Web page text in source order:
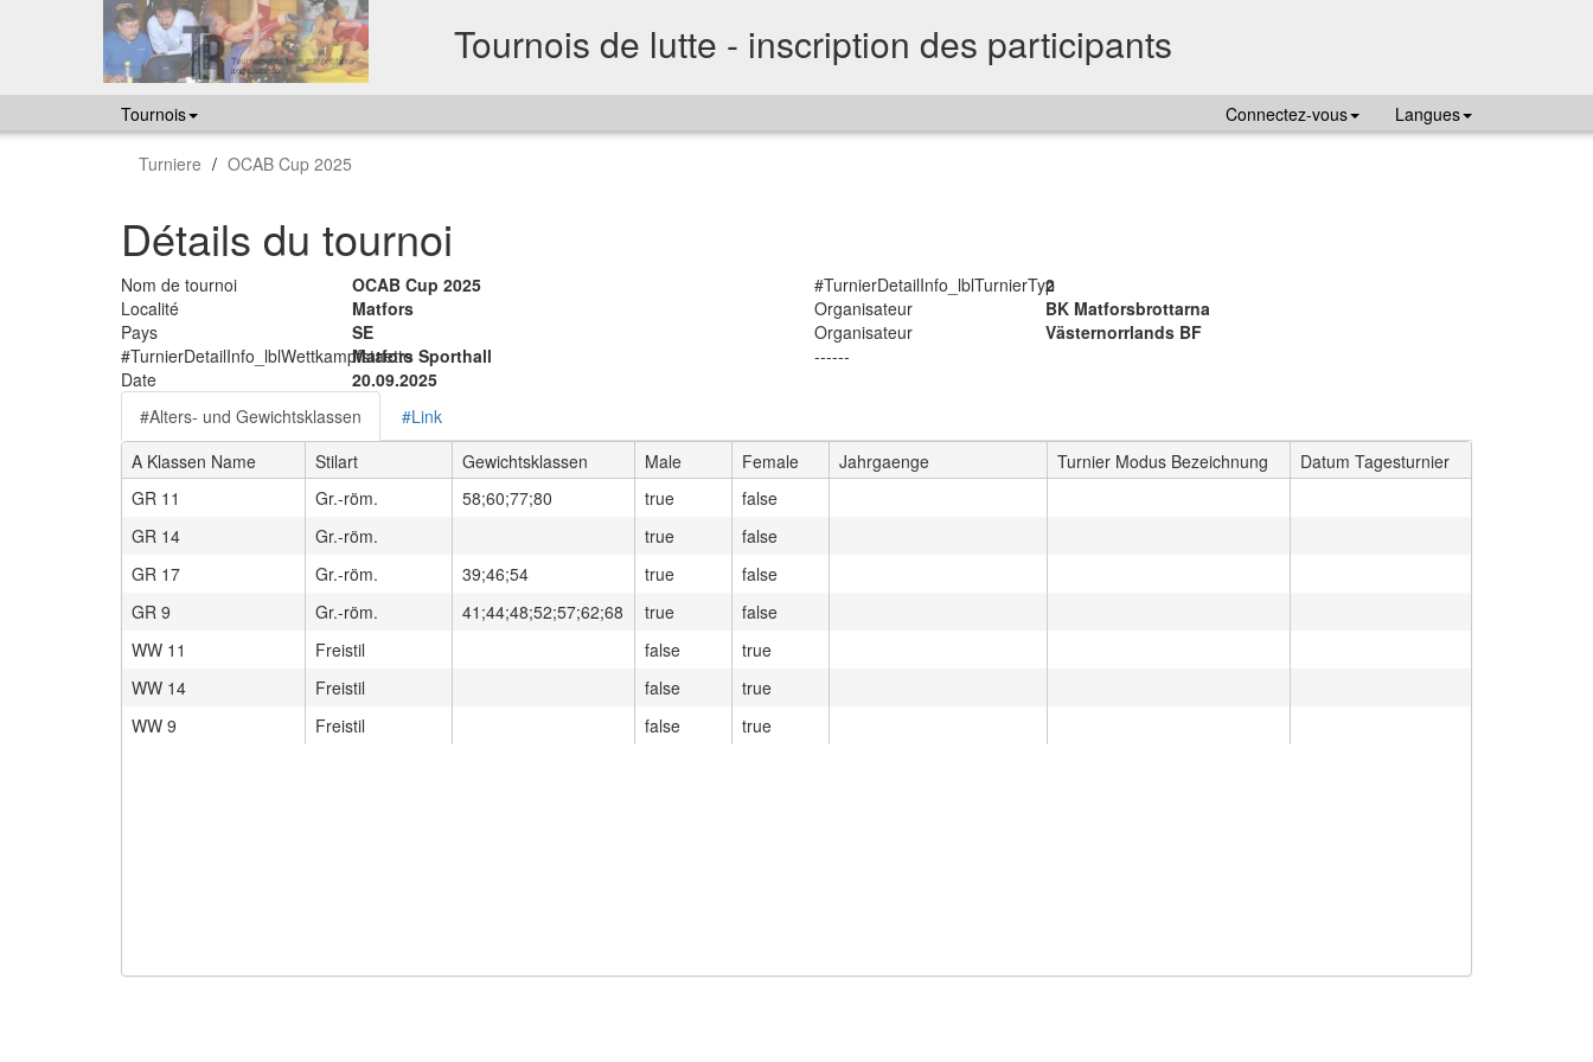
Tournois de lutte - inscription des participants
Tournois Connectez-vous Langues
Turniere OCAB Cup 2025
Détails du tournoi
Nom de tournoi OCAB Cup 2025 #TurnierDetailInfo_lblTurnierTyp
2
Localité
Matfors Organisateur
BK Matforsbrottarna
Pays
SE Organisateur
Västernorrlands BF
#TurnierDetailInfo_lblWettkampfstaetteMatfors Sporthall
------
Date
20.09.2025
#Alters- und Gewichtsklassen
#Link
A Klassen Name
Stilart Gewichtsklassen Male Female Jahrgaenge Turnier Modus Bezeichnung
Datum Tagesturnier
GR 11
Gr.-röm. 58;60;77;80 true
false
GR 14
Gr.-röm. true
false
GR 17
Gr.-röm. 39;46;54 true
false
GR 9
Gr.-röm. 41;44;48;52;57;62;68 true
false
WW 11
Freistil false
true
WW 14
Freistil false
true
WW 9
Freistil false true